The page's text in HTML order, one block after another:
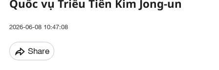
Quốc vụ Triều Tiên Kim Jong-un
2026-06-08 10:47:08
Share